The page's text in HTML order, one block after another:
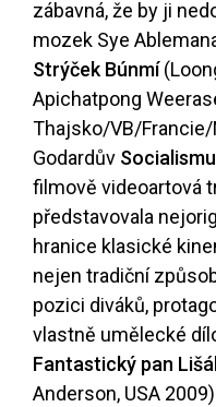
zábavná, že by ji
mozek Sye
Strýček Búnmí
Apichatpong
Thajsko/VB/
Godardův
filmově videoartová
představovala
hranice klasické
nejen tradiční
pozici diváků,
vlastně umělecké
Fantastický pan
Anderson, USA